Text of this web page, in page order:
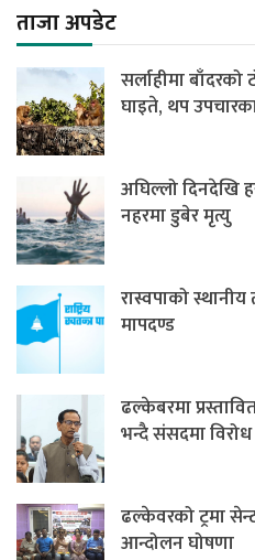
ताजा अपडेट
सर्लाहीमा
घाइते, थप
अघिल्लो दिनदेखि
नहरमा डुबेर मृत्यु
रास्वपाको
मापदण्ड
ढल्केबरमा
भन्दै संसदमा विरोध
ढल्केवरको ट्रमा
आन्दोलन घोषणा